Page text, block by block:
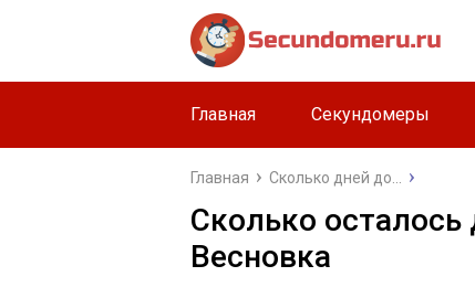
Главная Секундомеры
Главная Сколько дней до...
Сколько
Весновка